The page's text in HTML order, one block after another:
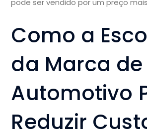
pode ser vendido por um preço
Como a
da Marca de
Automotivo
Reduzir